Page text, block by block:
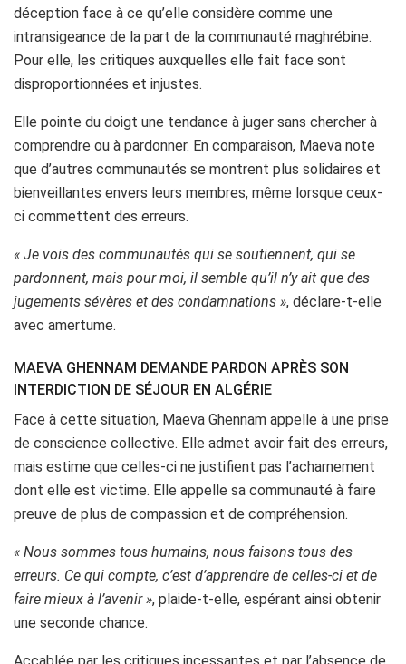
déception face à ce qu’elle considère comme une
intransigeance de la part de la communauté maghrébine.
Pour elle, les critiques auxquelles elle fait face sont
disproportionnées et injustes.
Elle pointe du doigt une tendance à juger sans chercher à
comprendre ou à pardonner. En comparaison, Maeva note
que d’autres communautés se montrent plus solidaires et
bienveillantes envers leurs membres, même lorsque ceux-
ci commettent des erreurs.
« Je vois des communautés qui se soutiennent, qui se
pardonnent, mais pour moi, il semble qu’il n’y ait que des
jugements sévères et des condamnations », déclare-t-elle
avec amertume.
MAEVA GHENNAM DEMANDE PARDON APRÈS SON
INTERDICTION DE SÉJOUR EN ALGÉRIE
Face à cette situation, Maeva Ghennam appelle à une prise
de conscience collective. Elle admet avoir fait des erreurs,
mais estime que celles-ci ne justifient pas l’acharnement
dont elle est victime. Elle appelle sa communauté à faire
preuve de plus de compassion et de compréhension.
« Nous sommes tous humains, nous faisons tous des
erreurs. Ce qui compte, c’est d’apprendre de celles-ci et de
faire mieux à l’avenir », plaide-t-elle, espérant ainsi obtenir
une seconde chance.